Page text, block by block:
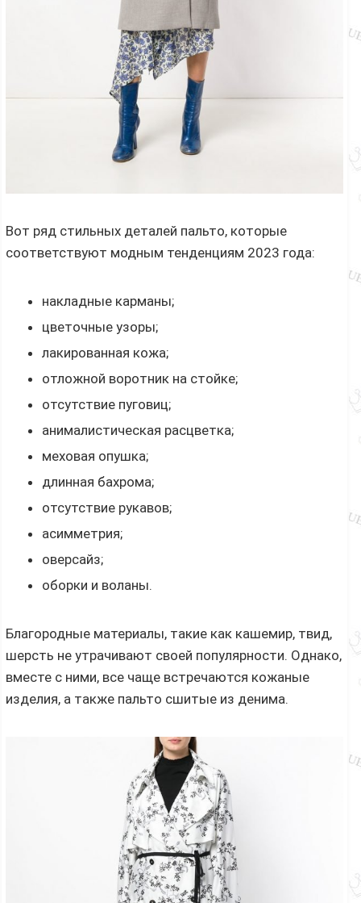
Вот ряд стильных деталей пальто, которые
соответствуют модным тенденциям 2023 года:
накладные карманы;
цветочные узоры;
лакированная кожа;
отложной воротник на стойке;
отсутствие пуговиц;
анималистическая расцветка;
меховая опушка;
длинная бахрома;
отсутствие рукавов;
асимметрия;
оверсайз;
оборки и воланы.
Благородные материалы, такие как кашемир, твид,
шерсть не утрачивают своей популярности. Однако,
вместе с ними, все чаще встречаются кожаные
изделия, а также пальто сшитые из денима.